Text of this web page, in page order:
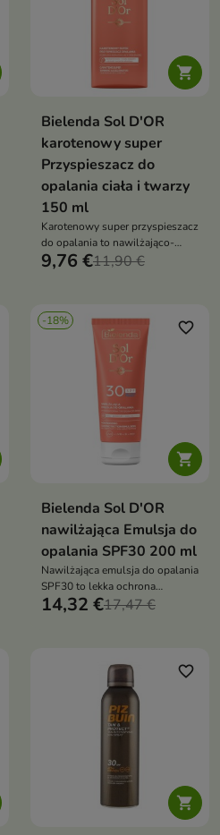

Bielenda Sol D'OR
karotenowy super
Przyspieszacz do
opalania ciała i twarzy
150 ml
Karotenowy super przyspieszacz
do opalania to nawilżająco-
odżywcza pielęgnacja, która
skórę gładką i miękką
9,76 €11,90 €
-18%

favorite_border
Bielenda Sol D'OR
nawilżająca Emulsja do
opalania SPF30 200 ml
Nawilżająca emulsja do opalania
SPF30 to lekka ochrona
przeciwsłoneczna, która
zapewniając komfort podczas
codziennej ekspozycji na słońce
14,32 €17,47 €

favorite_border